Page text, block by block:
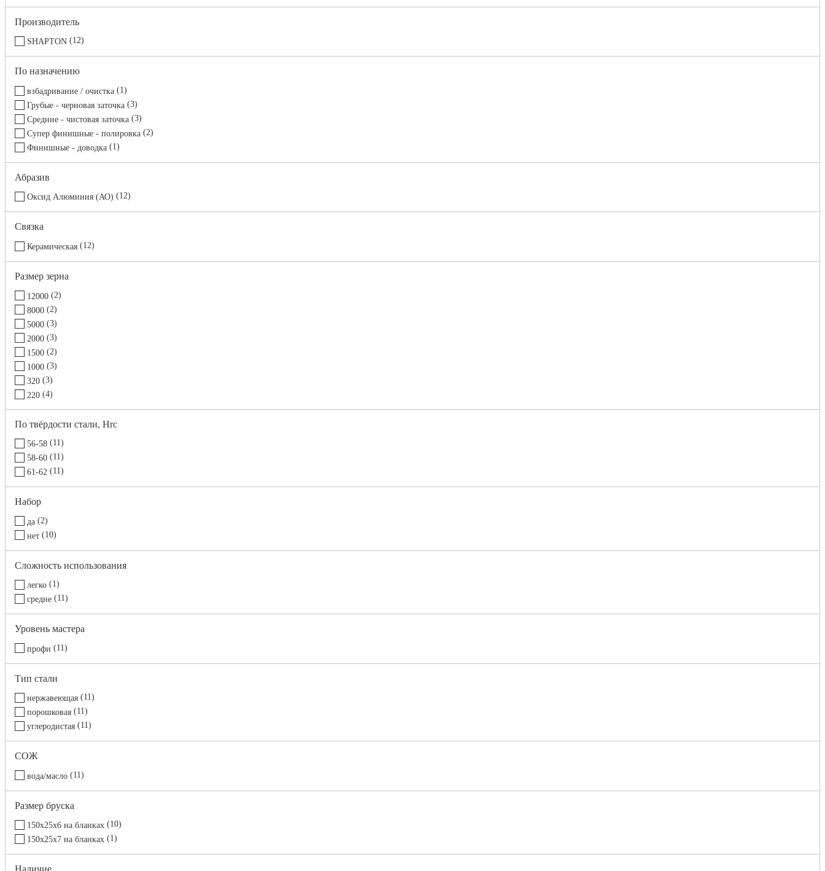
Производитель
SHAPTON 12
По назначению
взбадривание / очистка
1
Грубые - черновая заточка 3
Средние - чистовая заточка 3
Супер финишные - полировка
2
Финишные - доводка
1
Абразив
Оксид Алюминия (АО) 12
Связка
Керамическая 12
Размер зерна
12000
2
8000
2
5000 3
2000 3
1500
2
1000 3
320 3
220 4
120 2
По твёрдости стали, Hrc
56-58
11
58-60
11
61-62
11
Набор
да
2
нет
10
Сложность использования
легко
1
средне
11
Уровень мастера
профи 11
Тип стали
нержавеющая
11
порошковая
11
углеродистая
11
СОЖ
вода/масло 11
Размер бруска
150х25х6 на бланках
10
150х25х7 на бланках
1